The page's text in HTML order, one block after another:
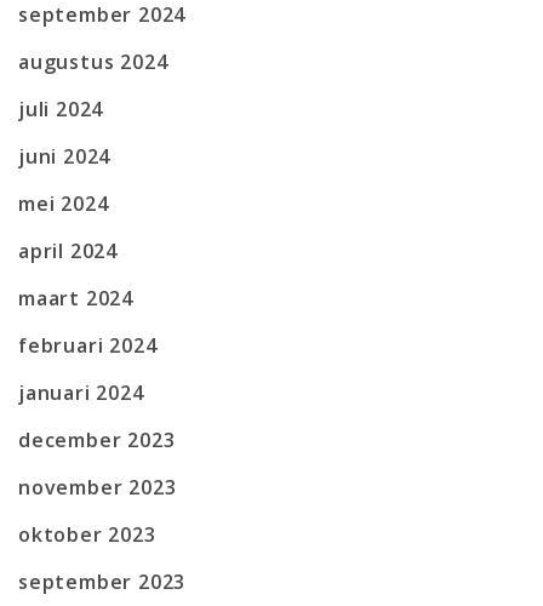
september 2024
augustus 2024
juli 2024
juni 2024
mei 2024
april 2024
maart 2024
februari 2024
januari 2024
december 2023
november 2023
oktober 2023
september 2023